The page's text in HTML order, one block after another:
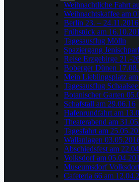
Weihnachtliche Fahrt
Weihnachtskaffee am
Berlin 23. – 24.11.2016
Frühstück am
Tagesausflug Mölln
Spaziergang
Reise Erzgebirge 21.-
Boberger Dünen
Mein Lieblingsplatz
Tagesausflug
Botanischer Garten
Schafstall am 29.06.16
Hafenrundfahrt am
Theaterabend am
Tagesfahrt am
Wallanlagen
Abschiedsfest am
Volksdorf am
Museumsdorf
Cafeteria 66 am